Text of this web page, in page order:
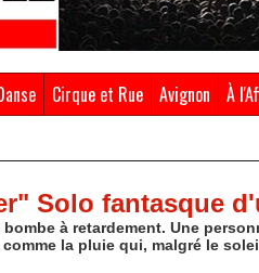
Cirque et Rue Avignon À
Solo fantasque
bombe à retardement. Une
la pluie qui, malgré le